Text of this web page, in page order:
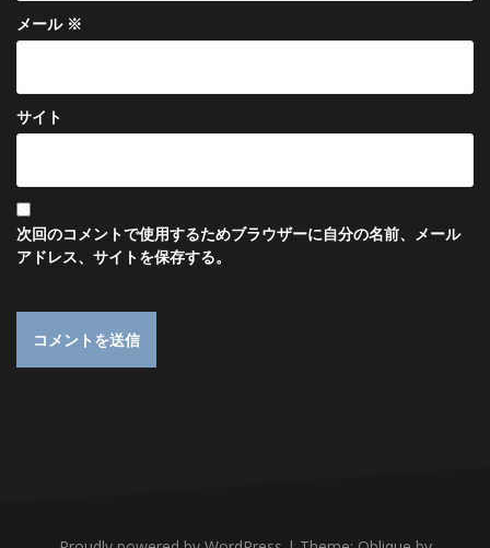
メール ※
サイト
次回のコメントで使用するためブラウザーに自分の名前、メール
アドレス、サイトを保存する。